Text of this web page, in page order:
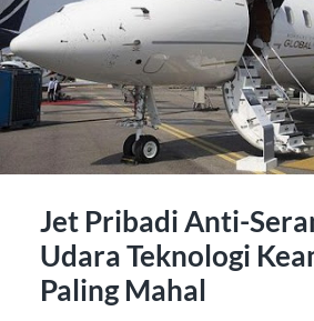
Jet Pribadi Anti-
Udara Teknologi
Paling Mahal